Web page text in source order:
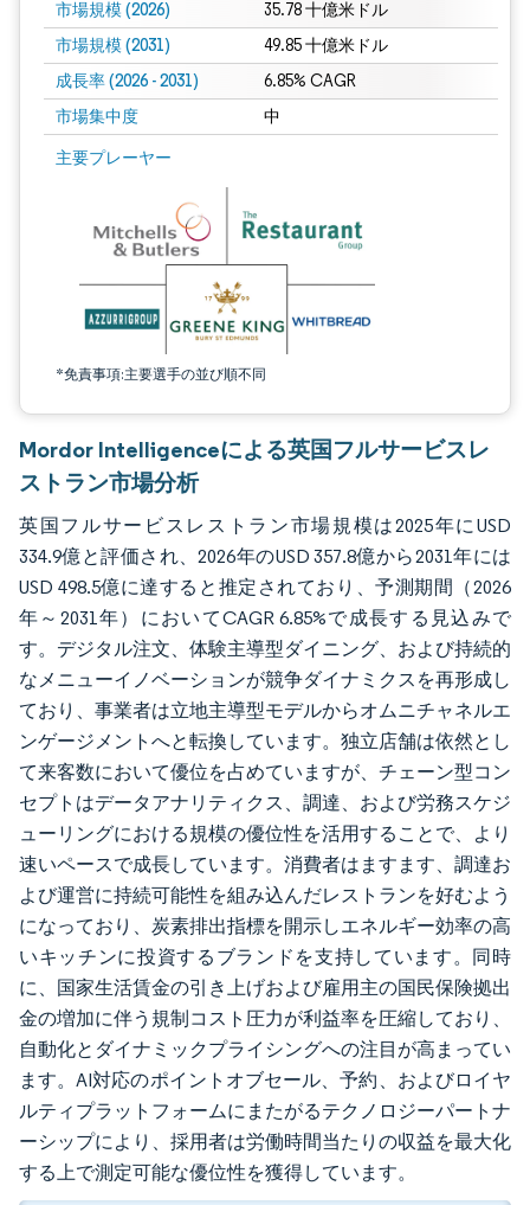
市場規模 (2026) 35.78 十億米ドル
市場規模 (2031) 49.85 十億米ドル
成長率 (2026 - 2031) 6.85% CAGR
市場集中度 中
主要プレーヤー
*免責事項:主要選手の並び順不同
画像 © Mordor Intelligence。再利用にはCC BY 4.0の表示が必要です。
Mordor Intelligenceによる英国フルサービスレ
ストラン市場分析
英国フルサービスレストラン市場規模は2025年にUSD
334.9億と評価され、2026年のUSD 357.8億から2031年には
USD 498.5億に達すると推定されており、予測期間（2026
年～2031年）においてCAGR 6.85%で成長する見込みで
す。デジタル注文、体験主導型ダイニング、および持続的
なメニューイノベーションが競争ダイナミクスを再形成し
ており、事業者は立地主導型モデルからオムニチャネルエ
ンゲージメントへと転換しています。独立店舗は依然とし
て来客数において優位を占めていますが、チェーン型コン
セプトはデータアナリティクス、調達、および労務スケジ
ューリングにおける規模の優位性を活用することで、より
速いペースで成長しています。消費者はますます、調達お
よび運営に持続可能性を組み込んだレストランを好むよう
になっており、炭素排出指標を開示しエネルギー効率の高
いキッチンに投資するブランドを支持しています。同時
に、国家生活賃金の引き上げおよび雇用主の国民保険拠出
金の増加に伴う規制コスト圧力が利益率を圧縮しており、
自動化とダイナミックプライシングへの注目が高まってい
ます。AI対応のポイントオブセール、予約、およびロイヤ
ルティプラットフォームにまたがるテクノロジーパートナ
ーシップにより、採用者は労働時間当たりの収益を最大化
する上で測定可能な優位性を獲得しています。